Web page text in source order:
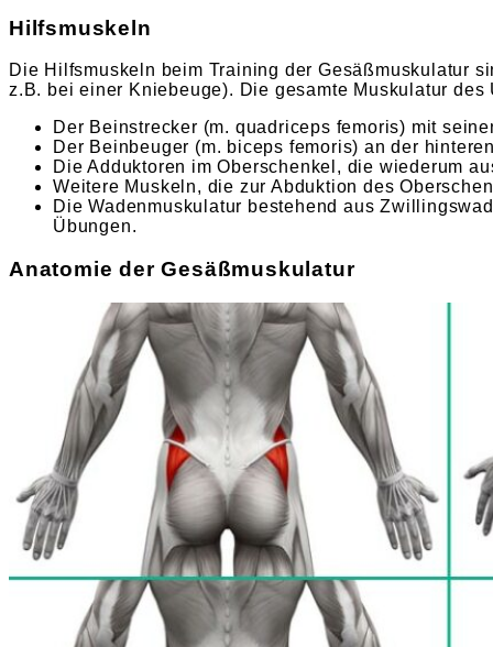
Hilfsmuskeln
Die Hilfsmuskeln beim Training der Gesäßmuskulatur
z.B. bei einer Kniebeuge). Die gesamte Muskulatur
Der Beinstrecker (m. quadriceps femoris) mit
Der Beinbeuger (m. biceps femoris) an der
Die Adduktoren im Oberschenkel, die wiederum
Weitere Muskeln, die zur Abduktion des
Die Wadenmuskulatur bestehend aus
Übungen.
Anatomie der Gesäßmuskulatur